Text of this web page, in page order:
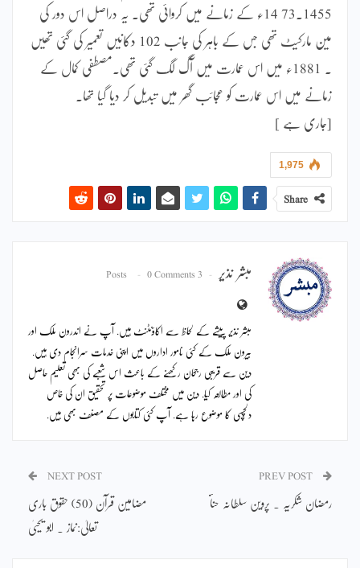
1455۔73 14ء کے زمانے میں کروائی تھی۔ یہ دراصل اس دور کی
مین مارکیٹ تھی جس کے باہر کی جانب 102 دکانیں تعمیر کی گئی تھیں
۔ 1881ء میں اس عمارت میں آگ لگ گئی تھی۔مصطفی کمال کے
زمانے میں اس عمارت کو عجائب گھر میں تبدیل کر دیا گیا تھا۔
[جاری ہے ]
1,975
Share
مبشر نذیر 3 Posts
0 Comments
مبشر نذیر پیشے کے لحاظ سے اکاؤنٹنٹ ہیں. آپ نے اندرون ملک اور
بیرون ملک کے کئی نامور اداروں میں اپنی خدمات سرانجام دی ہیں.
دین سے قریبی رجحان رکھنے کے باعث اس شعبے کی بھی تعلیم حاصل
کی اور مطالعہ کیا. دین میں مختلف موضوعات پر تحقیق ان کی خاص
دلچسپی کا موضوع رہا ہے. آپ کئی کتابوں کے مصنف بھی ہیں.
رمضان شکریہ ۔ پروین سلطانہ حناؔ
NEXT POST
مضامین قرآن (50) حقوق باری
تعالیٰ:نماز ۔ ابو یحییٰ